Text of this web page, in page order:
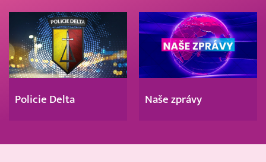
Policie Delta Naše zprávy